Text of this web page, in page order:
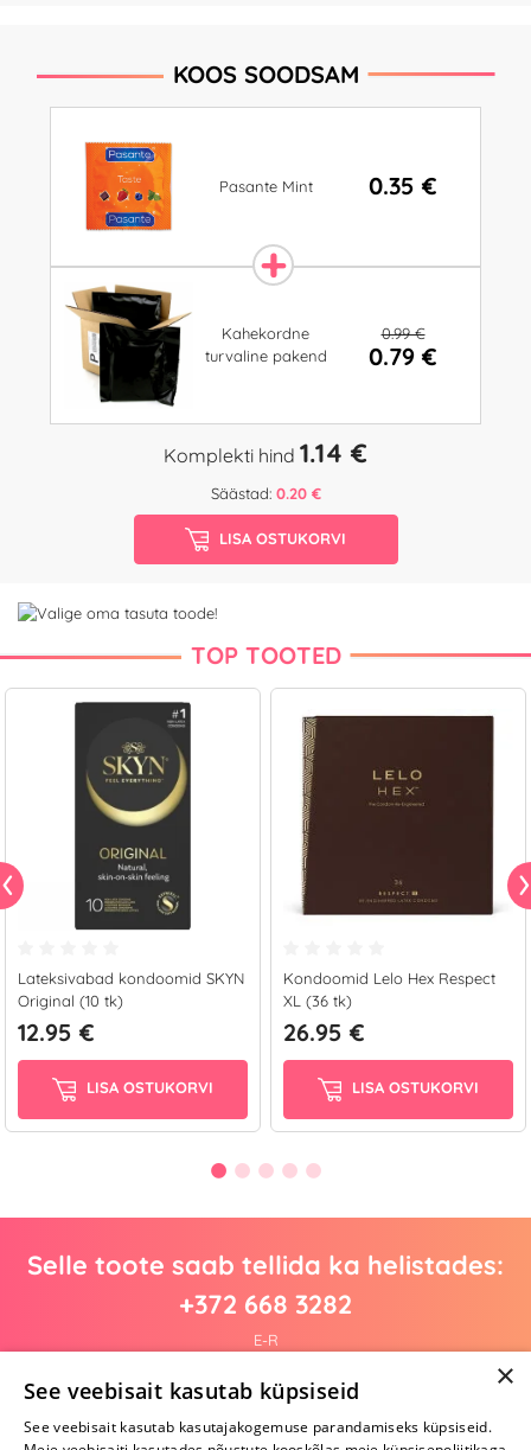
KOOS SOODSAM
Pasante Mint 0.35 €
Kahekordne
turvaline pakend
0.99 €
0.79 €
Komplekti hind 1.14 €
Säästad: 0.20 €
LISA OSTUKORVI
TOP TOOTED
Lateksivabad kondoomid SKYN
Original (10 tk)
12.95 €
LISA OSTUKORVI
Kondoomid Lelo Hex Respect
XL (36 tk)
26.95 €
LISA OSTUKORVI
Selle toote saab tellida ka helistades:
+372 668 3282
E-R
Arvustusi veel pole
×
See veebisait kasutab küpsiseid
See veebisait kasutab kasutajakogemuse parandamiseks küpsiseid.